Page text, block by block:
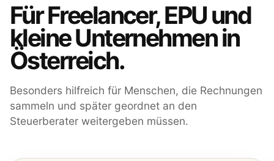
Für Freelancer, EPU und
kleine Unternehmen in
Österreich.
Besonders hilfreich für Menschen, die Rechnungen
sammeln und später geordnet an den
Steuerberater weitergeben müssen.